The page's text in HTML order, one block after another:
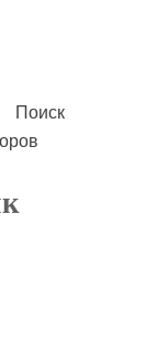
Поиск